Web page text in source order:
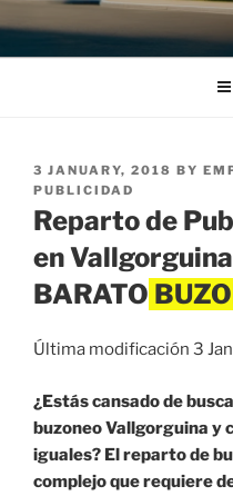
POSTED
ON
3 JANUARY, 2018 BY
PUBLICIDAD
Reparto de
en
BARATO
Última modificación 3
¿Estás cansado de
buzoneo Vallgorguina y
iguales? El reparto de
complejo que requiere